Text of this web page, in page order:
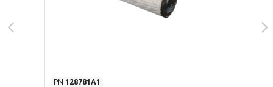
PN 128781A1